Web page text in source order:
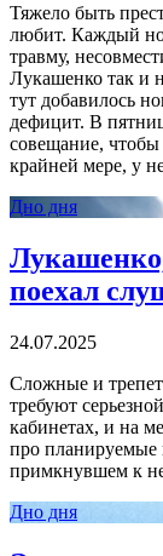
Тяжело быть
любит. Каждый
травму,
Лукашенко так и
тут добавилось
дефицит. В
совещание, чтобы
крайней мере, у
Дно дня
поехал
24.07.2025
Сложные и
требуют
кабинетах, и на
про планируемые
примкнувшем к
Дно дня